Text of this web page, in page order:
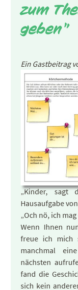
zum
geben"
Ein Gastbeitrag
„Kinder,
Hausaufgabe
„Och nö, ich
Wenn Ihnen
freue ich mich
manchmal
nächsten
fand die
sich kein